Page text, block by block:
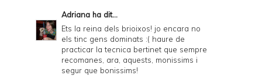
Adriana ha dit...
Ets la reina dels brioixos! jo encara no
els tinc gens dominats :( haure de
practicar la tecnica bertinet que sempre
recomanes, ara, aquests, monissims i
segur que bonissims!